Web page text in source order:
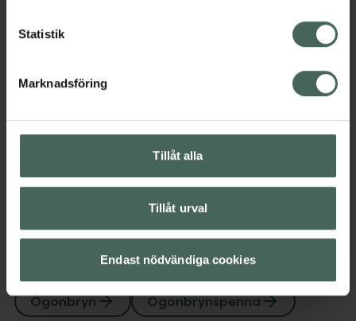
Statistik
Marknadsföring
Tillåt alla
Tillåt urval
Endast nödvändiga cookies
Visa
Upptäck flera produkter inom
Makeup för ögon
Ögonbryn
Ögonbrynspenna